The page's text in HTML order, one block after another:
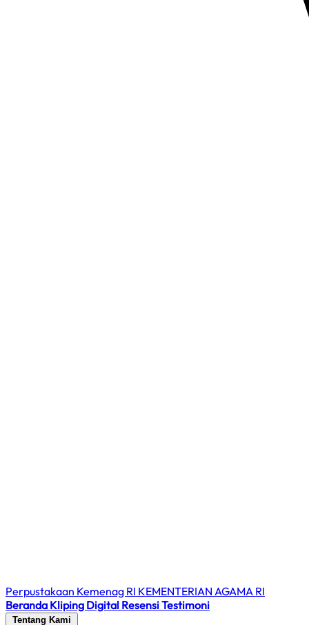
Perpustakaan Kemenag RI KEMENTERIAN AGAMA RI
Beranda Kliping Digital ResensiTestimoni
Tentang Kami